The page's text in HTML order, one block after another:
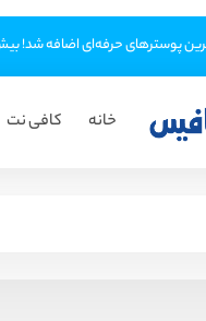
پوسترهای حرفه‌ای اضافه شد! بیش از ۵۰ طرح جدید
خانه کافی نت